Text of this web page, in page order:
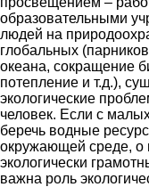
образовательными
людей на
глобальных
океана, сокращение
потепление и т.д.),
экологические
человек. Если с
беречь водные
окружающей среде, о
экологически
важна роль